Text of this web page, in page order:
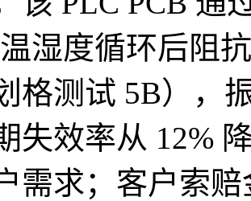
湿度循环后阻
格测试 5B），
失效率从 12%
需求；客户索